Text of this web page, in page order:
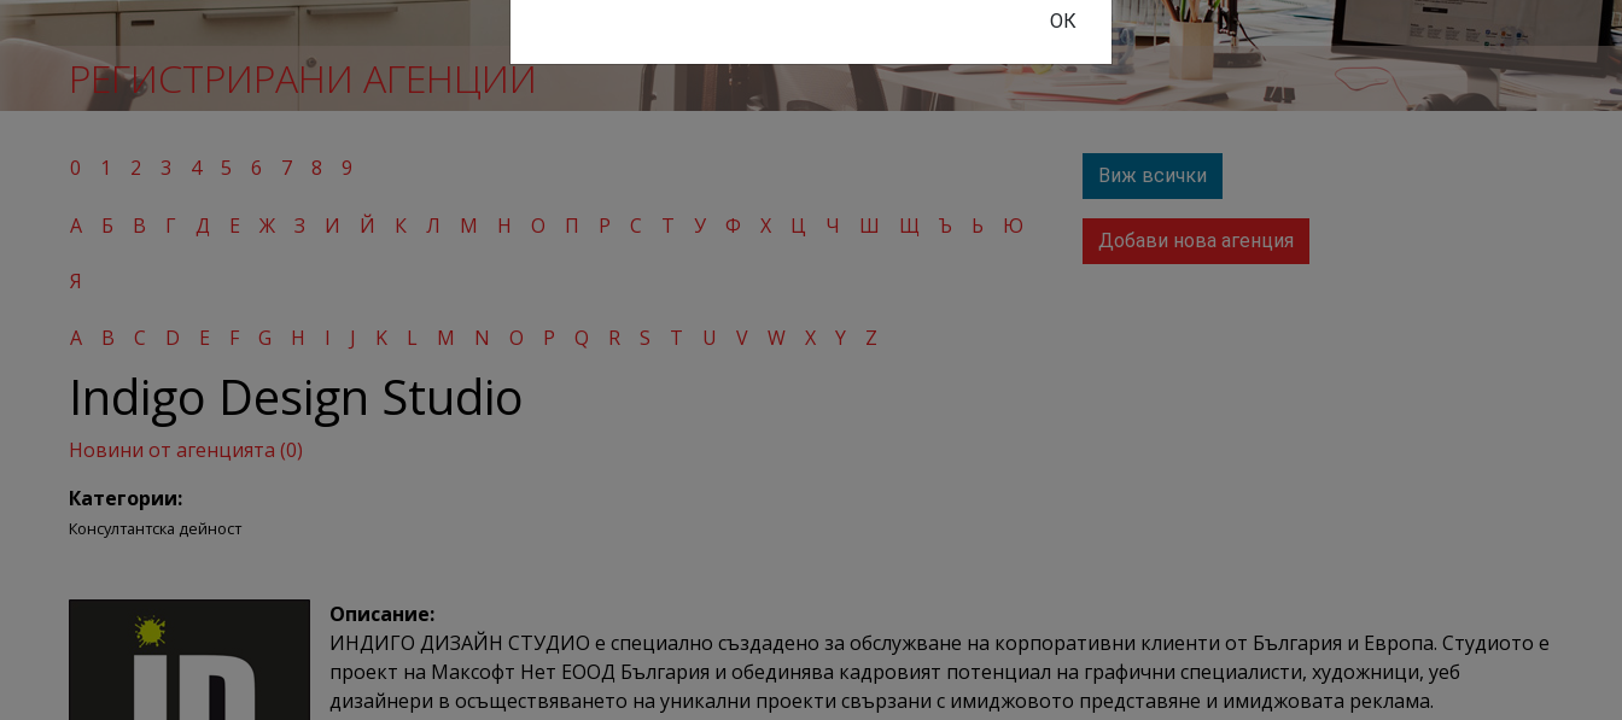
РЕГИСТРИРАНИ АГЕНЦИИ
0 1 2 3 4 5 6 7 8 9
А Б В Г Д Е Ж З И Й К Л М Н О П Р С Т У Ф Х Ц Ч Ш Щ Ъ Ь Ю
Я
A B C D E F G H I J K L M N O P Q R S T U V W X Y Z
Виж всички
Добави нова агенция
Indigo Design Studio
Новини от агенцията (0)
Категории:
Консултантска дейност
Описание:
ИНДИГО ДИЗАЙН СТУДИО е специално създадено за обслужване на корпоративни клиенти от България и Европа. Студиото е
проект на Максофт Нет ЕООД България и обединява кадровият потенциал на графични специалисти, художници, уеб
дизайнери в осъществяването на уникални проекти свързани с имиджовото представяне и имиджовата реклама.
ОК